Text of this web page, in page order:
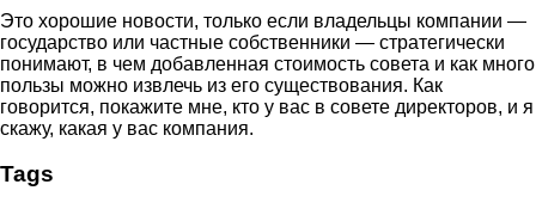
Это хорошие новости, только если владельцы компании —
государство или частные собственники — стратегически
понимают, в чем добавленная стоимость совета и как много
пользы можно извлечь из его существования. Как
говорится, покажите мне, кто у вас в совете директоров, и я
скажу, какая у вас компания.
Tags